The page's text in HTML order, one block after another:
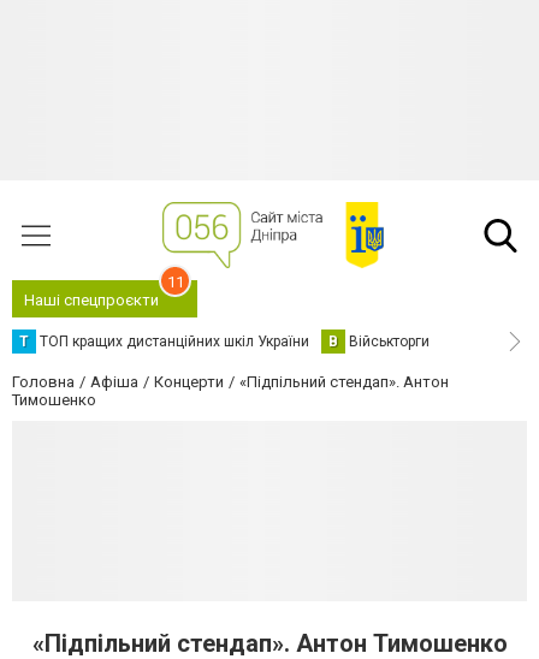
Наші спецпроєкти
11
Т ТОП кращих дистанційних шкіл України В Військторги
Головна Афіша Концерти
«Підпільний стендап». Антон
Тимошенко
«Підпільний стендап». Антон Тимошенко